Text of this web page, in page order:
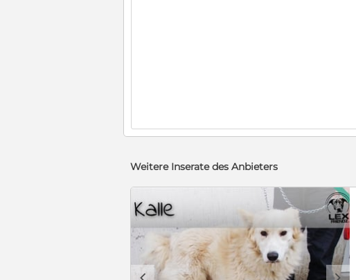
Weitere Inserate des Anbieters